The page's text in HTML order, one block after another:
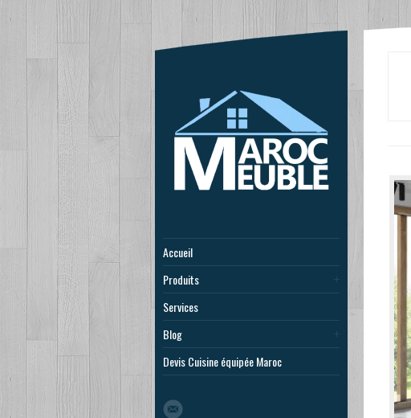
Accueil
Produits
Services
Blog
Devis Cuisine équipée Maroc